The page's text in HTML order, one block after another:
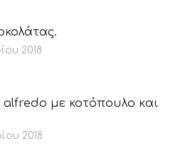
2018
alfredo με κοτόπουλο και
2018